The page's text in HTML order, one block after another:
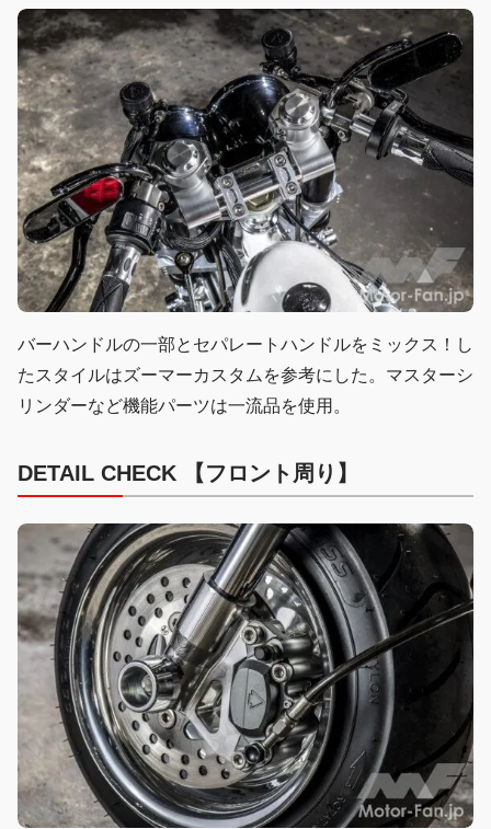
バーハンドルの一部とセパレートハンドルをミックス！し
たスタイルはズーマーカスタムを参考にした。マスターシ
リンダーなど機能パーツは一流品を使用。
DETAIL CHECK 【フロント周り】